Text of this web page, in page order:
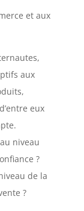
et aux
aux
eux
niveau
?
de la
?